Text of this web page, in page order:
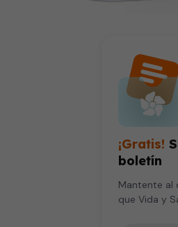
¡Gratis!
boletín
Mantente al
que Vida y